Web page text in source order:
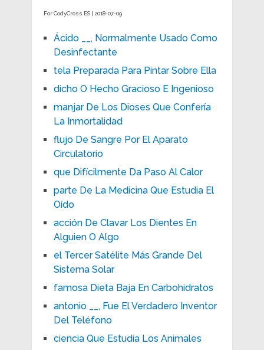
For CodyCross ES | 2018-07-09
Ácido __, Normalmente Usado Como
Desinfectante
tela Preparada Para Pintar Sobre Ella
dicho O Hecho Gracioso E Ingenioso
manjar De Los Dioses Que Confería
La Inmortalidad
flujo De Sangre Por El Aparato
Circulatorio
que Difícilmente Da Paso Al Calor
parte De La Medicina Que Estudia El
Oído
acción De Clavar Los Dientes En
Alguien O Algo
el Tercer Satélite Más Grande Del
Sistema Solar
famosa Dieta Baja En Carbohidratos
antonio __, Fue El Verdadero Inventor
Del Teléfono
ciencia Que Estudia Los Animales